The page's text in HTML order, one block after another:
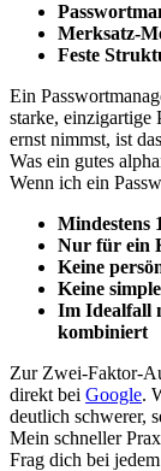
Merksatz-
Feste
Ein
starke, einzigartige
ernst nimmst, ist
Was ein gutes
Wenn ich ein
Mindestens
Nur für ein
Keine
Keine
Im Idealfall
kombiniert
Zur Zwei-Faktor-
direkt bei Google.
deutlich schwerer,
Mein schneller
Frag dich bei